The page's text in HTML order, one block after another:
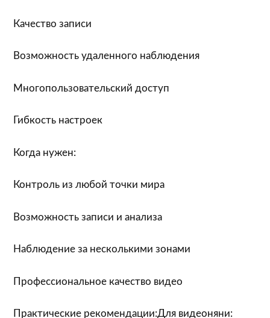
Качество записи
Возможность удаленного наблюдения
Многопользовательский доступ
Гибкость настроек
Когда нужен:
Контроль из любой точки мира
Возможность записи и анализа
Наблюдение за несколькими зонами
Профессиональное качество видео
Практические рекомендации:Для видеоняни: